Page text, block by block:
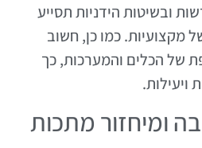
ובשיטות הידניות תסייע
מקצועיות. כמו כן, חשוב
של הכלים והמערכות, כך
ויעילות.
ומיחזור מתכות